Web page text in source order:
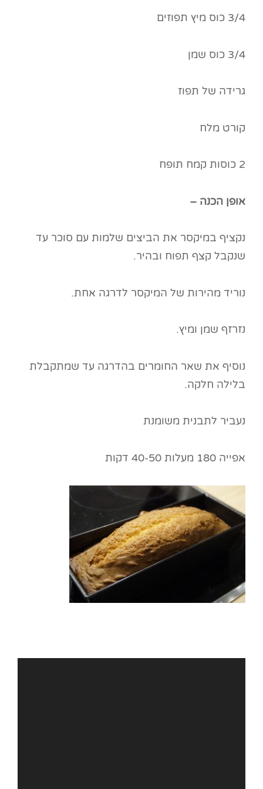
3/4 כוס מיץ תפוזים
3/4 כוס שמן
גרידה של תפוז
קורט מלח
2 כוסות קמח תופח
אופן הכנה –
נקציף במיקסר את הביצים שלמות עם סוכר עד
שנקבל קצף תפוח ובהיר.
נוריד מהירות של המיקסר לדרגה אחת.
נזרזף שמן ומיץ.
נוסיף את שאר החומרים בהדרגה עד שמתקבלת
בלילה חלקה.
נעביר לתבנית משומנת
אפייה 180 מעלות 40-50 דקות